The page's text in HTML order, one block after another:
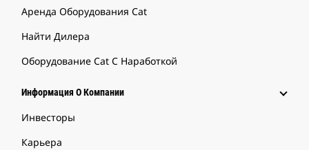
Аренда Оборудования Cat
Найти Дилера
Оборудование Cat С Наработкой
Информация О Компании
Инвесторы
Карьера